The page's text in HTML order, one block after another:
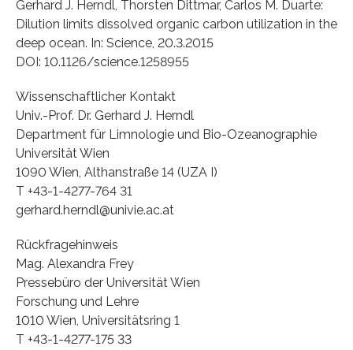
Gerhard J. Herndl, Thorsten Dittmar, Carlos M. Duarte:
Dilution limits dissolved organic carbon utilization in the
deep ocean. In: Science, 20.3.2015
DOI: 10.1126/science.1258955
Wissenschaftlicher Kontakt
Univ.-Prof. Dr. Gerhard J. Herndl
Department für Limnologie und Bio-Ozeanographie
Universität Wien
1090 Wien, Althanstraße 14 (UZA I)
T +43-1-4277-764 31
gerhard.herndl@univie.ac.at
Rückfragehinweis
Mag. Alexandra Frey
Pressebüro der Universität Wien
Forschung und Lehre
1010 Wien, Universitätsring 1
T +43-1-4277-175 33